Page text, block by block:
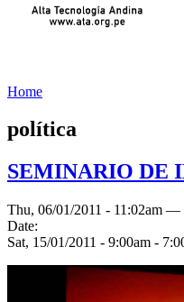
Home
política
SEMINARIO DE
Thu, 06/01/2011 - 11:02am —
Date:
Sat, 15/01/2011 - 9:00am -